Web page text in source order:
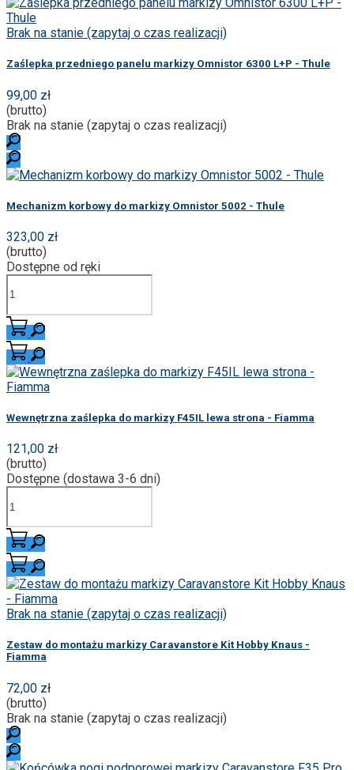
Brak na stanie (zapytaj o czas realizacji)
Zaślepka przedniego panelu markizy Omnistor 6300 L+P - Thule
99,00 zł
(brutto)
Brak na stanie (zapytaj o czas realizacji)
Mechanizm korbowy do markizy Omnistor 5002 - Thule
323,00 zł
(brutto)
Dostępne od ręki
Wewnętrzna zaślepka do markizy F45IL lewa strona - Fiamma
121,00 zł
(brutto)
Dostępne (dostawa 3-6 dni)
Brak na stanie (zapytaj o czas realizacji)
Zestaw do montażu markizy Caravanstore Kit Hobby Knaus -
Fiamma
72,00 zł
(brutto)
Brak na stanie (zapytaj o czas realizacji)